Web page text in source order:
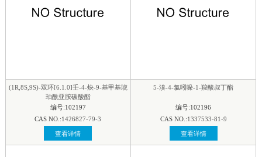
(1R,8S,9S)-双环[6.1.0]壬-4-炔-9-基甲基琥
珀酰亚胺碳酸酯
编号:102197
CAS NO.:1426827-79-3
查看详情
5-溴-4-氯吲哚-1-羧酸叔丁酯
编号:102196
CAS NO.:1337533-81-9
查看详情